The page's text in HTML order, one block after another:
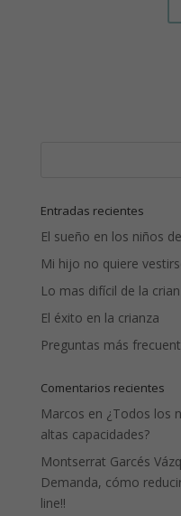
Entradas recientes
El sueño en los niños
Mi hijo no quiere
Lo mas difícil de la
El éxito en la crianza
Preguntas más
Comentarios recientes
Marcos en ¿Todos los
altas capacidades?
Montserrat Garcés
Demanda, cómo
line!!